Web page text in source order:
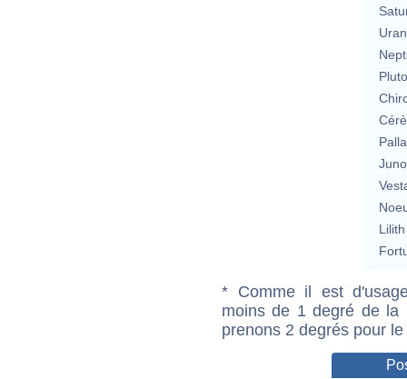
Lilith
* Comme il est
moins de 1 degré de la
prenons 2 degrés pour